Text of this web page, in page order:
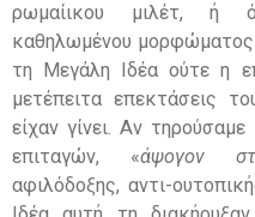
ρωμαίικου μιλέτ, ή
καθηλωμένου μορφώματος
τη Μεγάλη Ιδέα ούτε η
μετέπειτα επεκτάσεις
είχαν γίνει. Αν
επιταγών, «άψογον
αφιλόδοξης, αντι-